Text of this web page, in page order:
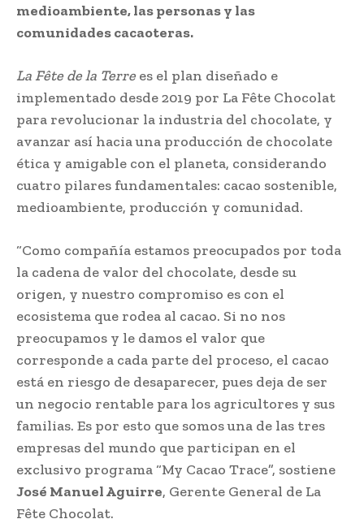
medioambiente, las personas y las
comunidades cacaoteras.
La Fête de la Terrees el plan diseñado e
implementado desde 2019 por La Fête Chocolat
para revolucionar la industria del chocolate, y
avanzar así hacia una producción de chocolate
ética y amigable con el planeta, considerando
cuatro pilares fundamentales: cacao sostenible,
medioambiente, producción y comunidad.
“Como compañía estamos preocupados por toda
la cadena de valor del chocolate, desde su
origen, y nuestro compromiso es con el
ecosistema que rodea al cacao. Si no nos
preocupamos y le damos el valor que
corresponde a cada parte del proceso, el cacao
está en riesgo de desaparecer, pues deja de ser
un negocio rentable para los agricultores y sus
familias. Es por esto que somos una de las tres
empresas del mundo que participan en el
exclusivo programa “My Cacao Trace”, sostiene
José Manuel Aguirre, Gerente General de La
Fête Chocolat.